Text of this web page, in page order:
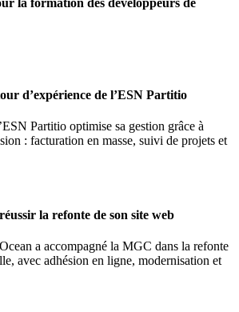
la formation des développeurs de
d’expérience de l’ESN Partitio
Partitio optimise sa gestion grâce à
: facturation en masse, suivi de projets et
la refonte de son site web
a accompagné la MGC dans la refonte
avec adhésion en ligne, modernisation et